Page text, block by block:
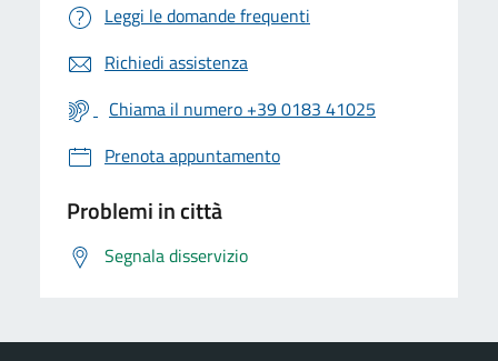
Leggi le domande frequenti
Richiedi assistenza
Chiama il numero +39 0183 41025
Prenota appuntamento
Problemi in città
Segnala disservizio